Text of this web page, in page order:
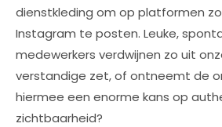
dienstkleding om op platformen
Instagram te posten. Leuke,
medewerkers verdwijnen zo uit
verstandige zet, of ontneemt de
hiermee een enorme kans op
zichtbaarheid?